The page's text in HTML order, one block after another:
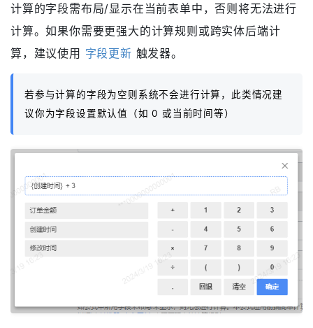
计算的字段需布局/显示在当前表单中，否则将无法进行
计算。如果你需要更强大的计算规则或跨实体后端计
算，建议使用 字段更新 触发器。
若参与计算的字段为空则系统不会进行计算，此类情况建
议你为字段设置默认值（如 0 或当前时间等）